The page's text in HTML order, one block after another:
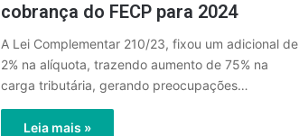
cobrança do FECP para 2024
A Lei Complementar 210/23, fixou um adicional de
2% na alíquota, trazendo aumento de 75% na
carga tributária, gerando preocupações…
Leia mais »